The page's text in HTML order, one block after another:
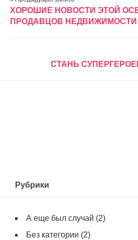
ХОРОШИЕ НОВОСТИ ЭТОЙ
ПРОДАВЦОВ НЕДВИЖИМОСТИ
СТАНЬ
Рубрики
А еще был случай (2)
Без категории (2)